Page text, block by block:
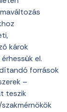
károk
el.
források
–
teszik